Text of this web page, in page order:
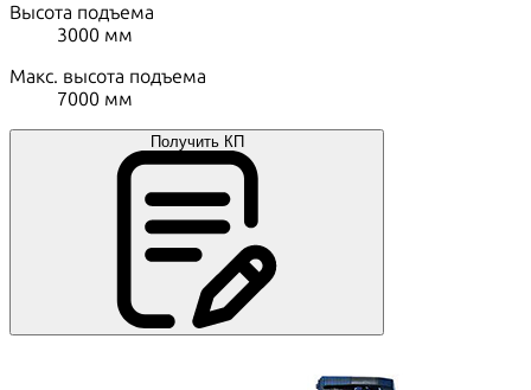
Высота подъема
3000 мм
Макс. высота подъема
7000 мм
Получить КП